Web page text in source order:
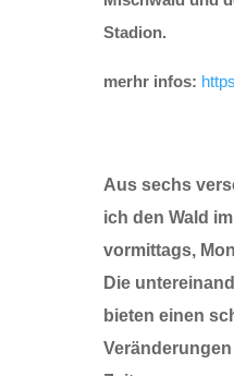
Stadion.
merhr infos:
Aus sechs
ich den Wald
vormittags,
Die
bieten einen